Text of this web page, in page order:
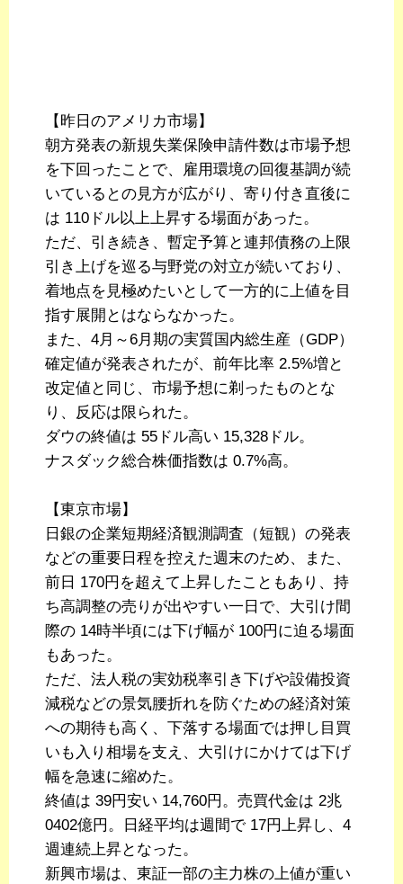
【昨日のアメリカ市場】
朝方発表の新規失業保険申請件数は市場予想
を下回ったことで、雇用環境の回復基調が続
いているとの見方が広がり、寄り付き直後に
は 110ドル以上上昇する場面があった。
ただ、引き続き、暫定予算と連邦債務の上限
引き上げを巡る与野党の対立が続いており、
着地点を見極めたいとして一方的に上値を目
指す展開とはならなかった。
また、4月～6月期の実質国内総生産（GDP）
確定値が発表されたが、前年比率 2.5%増と
改定値と同じ、市場予想に剃ったものとな
り、反応は限られた。
ダウの終値は 55ドル高い 15,328ドル。
ナスダック総合株価指数は 0.7%高。
【東京市場】
日銀の企業短期経済観測調査（短観）の発表
などの重要日程を控えた週末のため、また、
前日 170円を超えて上昇したこともあり、持
ち高調整の売りが出やすい一日で、大引け間
際の 14時半頃には下げ幅が 100円に迫る場面
もあった。
ただ、法人税の実効税率引き下げや設備投資
減税などの景気腰折れを防ぐための経済対策
への期待も高く、下落する場面では押し目買
いも入り相場を支え、大引けにかけては下げ
幅を急速に縮めた。
終値は 39円安い 14,760円。売買代金は 2兆
0402億円。日経平均は週間で 17円上昇し、4
週連続上昇となった。
新興市場は、東証一部の主力株の上値が重い